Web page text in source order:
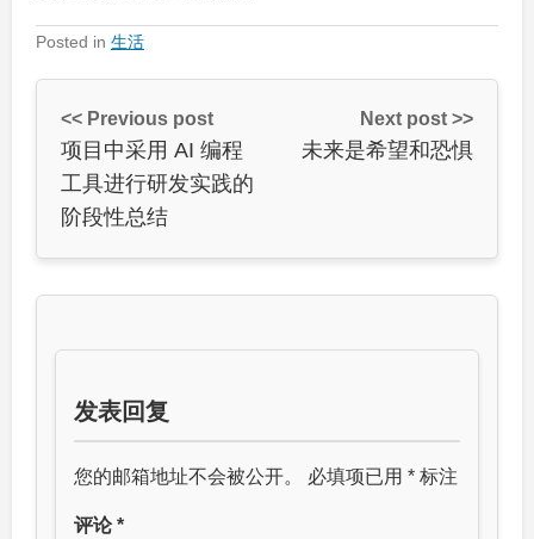
Posted in 生活
<< Previous post
项目中采用 AI 编程
工具进行研发实践的
阶段性总结
Next post >>
未来是希望和恐惧
发表回复
您的邮箱地址不会被公开。 必填项已用 * 标注
评论*